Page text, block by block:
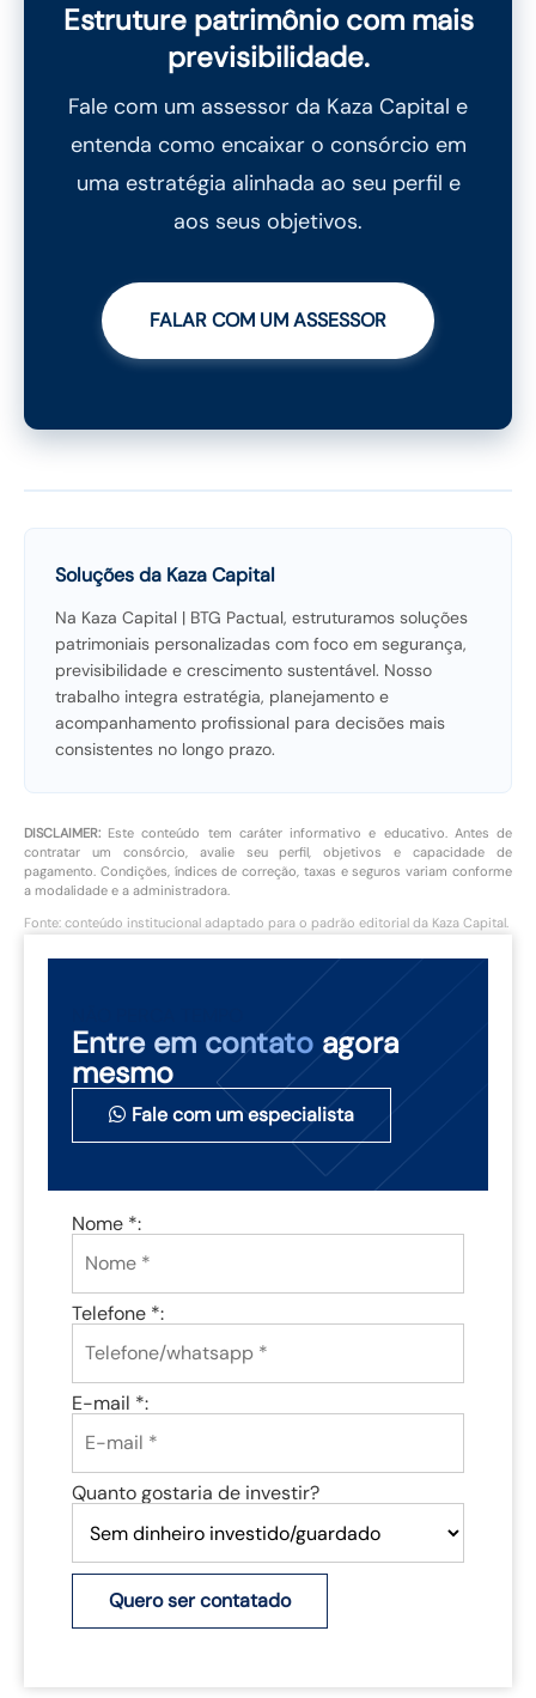
Estruture patrimônio com mais
previsibilidade.
Fale com um assessor da Kaza Capital e
entenda como encaixar o consórcio em
uma estratégia alinhada ao seu perfil e
aos seus objetivos.
FALAR COM UM ASSESSOR
Soluções da Kaza Capital
Na Kaza Capital | BTG Pactual, estruturamos soluções
patrimoniais personalizadas com foco em segurança,
previsibilidade e crescimento sustentável. Nosso
trabalho integra estratégia, planejamento e
acompanhamento profissional para decisões mais
consistentes no longo prazo.
DISCLAIMER: Este conteúdo tem caráter informativo e educativo. Antes de
contratar um consórcio, avalie seu perfil, objetivos e capacidade de
pagamento. Condições, índices de correção, taxas e seguros variam conforme
a modalidade e a administradora.
Fonte: conteúdo institucional adaptado para o padrão editorial da Kaza Capital.
Entre em contato agora
mesmo
Fale com um especialista
Nome *:
Telefone *:
E-mail *:
Quanto gostaria de investir?
Quero ser contatado